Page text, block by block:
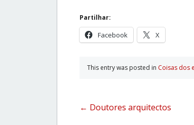
Partilhar:
Facebook X
This entry was posted in Coisas dos
Post
← Doutores arquitectos